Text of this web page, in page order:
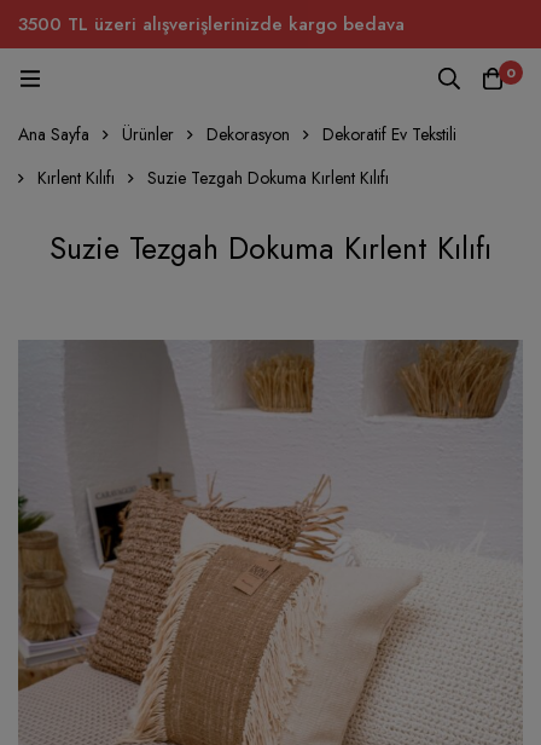
3500 TL üzeri alışverişlerinizde kargo bedava
0
Ana Sayfa Ürünler Dekorasyon
Dekoratif Ev Tekstili
Kırlent Kılıfı
Suzie Tezgah Dokuma Kırlent Kılıfı
Suzie Tezgah Dokuma Kırlent Kılıfı